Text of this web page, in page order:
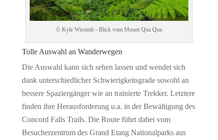
© Kyle Wicomb - Blick vom Mount Qua Qua
Tolle Auswahl an Wanderwegen
Die Auswahl kann sich sehen lassen und wendet sich
dank unterschiedlicher Schwierigkeitsgrade sowohl an
bessere Spaziergänger wie an trainierte Trekker. Letztere
finden ihre Herausforderung u.a. in der Bewältigung des
Concord Falls Trails. Die Route führt dabei vom
Besucherzentrum des Grand Etang Nationalparks aus